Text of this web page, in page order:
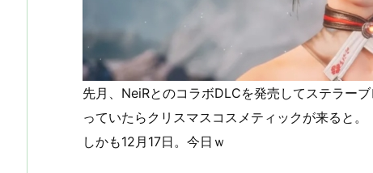
先月、NeiRとのコラボDLCを発売してステラー
っていたらクリスマスコスメティックが来ると。
しかも12月17日。今日ｗ